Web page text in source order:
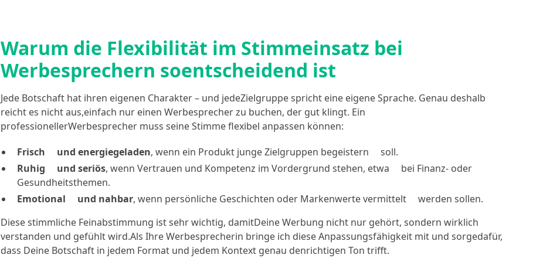
Warum die Flexibilität im Stimmeinsatz bei
Werbesprechern soentscheidend ist
Jede Botschaft hat ihren eigenen Charakter – und jedeZielgruppe spricht eine eigene Sprache. Genau deshalb
reicht es nicht aus,einfach nur einen Werbesprecher zu buchen, der gut klingt. Ein
professionellerWerbesprecher muss seine Stimme flexibel anpassen können:
Frisch und energiegeladen, wenn ein Produkt junge Zielgruppen begeistern soll.
Ruhig und seriös, wenn Vertrauen und Kompetenz im Vordergrund stehen, etwa bei Finanz- oder
Gesundheitsthemen.
Emotional und nahbar, wenn persönliche Geschichten oder Markenwerte vermittelt werden sollen.
Diese stimmliche Feinabstimmung ist sehr wichtig, damitDeine Werbung nicht nur gehört, sondern wirklich
verstanden und gefühlt wird.Als Ihre Werbesprecherin bringe ich diese Anpassungsfähigkeit mit und sorgedafür,
dass Deine Botschaft in jedem Format und jedem Kontext genau denrichtigen Ton trifft.